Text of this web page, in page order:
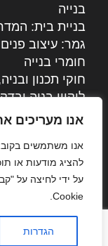
אנו מעריכים
להציג מודעות או
על ידי לחיצה על
Cookie.
הגדרות
בנייה
בניית בית:
גמר: עיצוב
חומרי בנייה
חוקי תכנון
ליקויי בניה
נדל"ן: זכויות,
עקרונות
צילום אדריכלי
שיווק נדלן
שיטות בניה:
תוכן שיווקי